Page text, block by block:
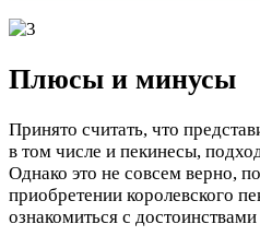
Плюсы и минусы
Принято считать, что
в том числе и пекинесы,
Однако это не совсем верно,
приобретении королевского
ознакомиться с